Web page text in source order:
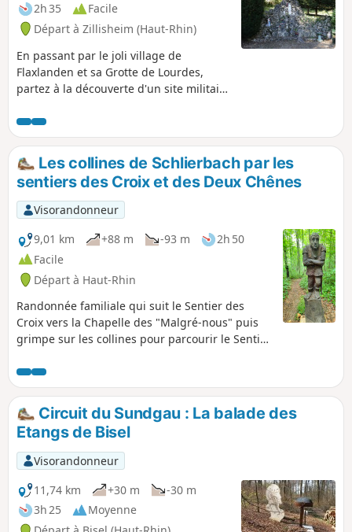
2h 35
Facile
Départ à Zillisheim (Haut-Rhin)
En passant par le joli village de
Flaxlanden et sa Grotte de Lourdes,
partez à la découverte d'un site militaire
les hauteurs de Zillisheim. Apprenez-en
un peu sur la nature avec les sentiers
découverte sur le parcours et profitez
des nombreux points de vue qui vous
attendent en chemin !
Les collines de Schlierbach par les
sentiers des Croix et des Deux Chênes
Visorandonneur
9,01 km
+88 m -93 m
2h 50
Facile
Départ à Haut-Rhin
Randonnée familiale qui suit le Sentier des
Croix vers la Chapelle des "Malgré-nous" puis
grimpe sur les collines pour parcourir le Sentier
jalonné de panneaux pédagogiques.
Circuit du Sundgau : La balade des
Etangs de Bisel
Visorandonneur
11,74 km
+30 m
-30 m
3h 25
Moyenne